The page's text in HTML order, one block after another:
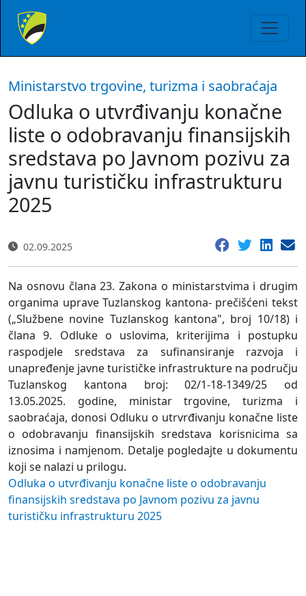
Ministarstvo trgovine, turizma i saobraćaja
Odluka o utvrđivanju konačne
liste o odobravanju finansijskih
sredstava po Javnom pozivu za
javnu turističku infrastrukturu
2025
02.09.2025
Na osnovu člana 23. Zakona o ministarstvima i drugim
organima uprave Tuzlanskog kantona- prečišćeni tekst
(„Službene novine Tuzlanskog kantona", broj 10/18) i
člana 9. Odluke o uslovima, kriterijima i postupku
raspodjele sredstava za sufinansiranje razvoja i
unapređenje javne turističke infrastrukture na području
Tuzlanskog kantona broj: 02/1-18-1349/25 od
13.05.2025. godine, ministar trgovine, turizma i
saobraćaja, donosi Odluku o utrvrđivanju konačne liste
o odobravanju finansijskih sredstava korisnicima sa
iznosima i namjenom. Detalje pogledajte u dokumentu
koji se nalazi u prilogu.
Odluka o utvrđivanju konačne liste o odobravanju
finansijskih sredstava po Javnom pozivu za javnu
turističku infrastrukturu 2025